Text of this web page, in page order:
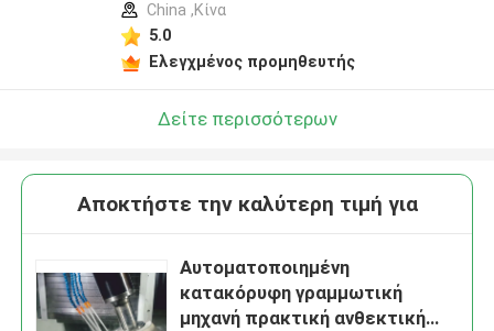
China ,Κίνα
5.0
Ελεγχμένος προμηθευτής
Δείτε περισσότερων
Αποκτήστε την καλύτερη τιμή για
Αυτοματοποιημένη
κατακόρυφη γραμμωτική
μηχανή πρακτική ανθεκτική